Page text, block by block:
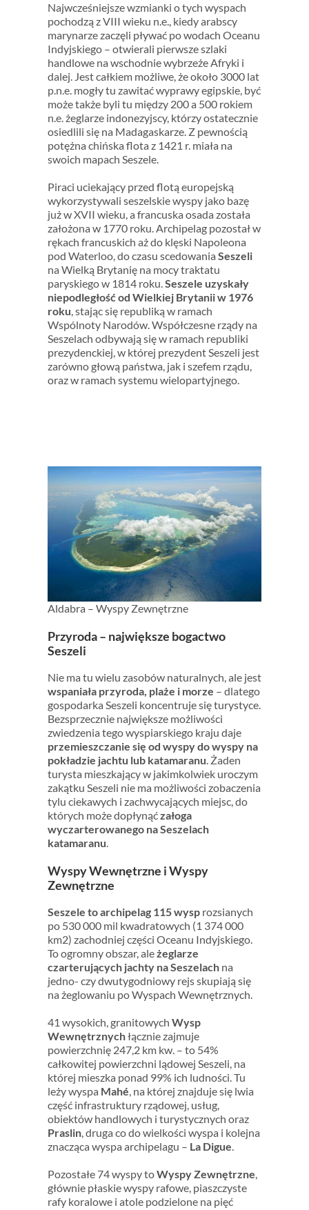
Najwcześniejsze wzmianki o tych wyspach
pochodzą z VIII wieku n.e., kiedy arabscy ​​
marynarze zaczęli pływać po wodach Oceanu
Indyjskiego – otwierali pierwsze szlaki
handlowe na wschodnie wybrzeże Afryki i
dalej. Jest całkiem możliwe, że około 3000 lat
p.n.e. mogły tu zawitać wyprawy egipskie, być
może także byli tu między 200 a 500 rokiem
n.e. żeglarze indonezyjscy, którzy ostatecznie
osiedlili się na Madagaskarze. Z pewnością
potężna chińska flota z 1421 r. miała na
swoich mapach Seszele.
Piraci uciekający przed flotą europejską
wykorzystywali seszelskie wyspy jako bazę
już w XVII wieku, a francuska osada została
założona w 1770 roku. Archipelag pozostał w
rękach francuskich aż do klęski Napoleona
pod Waterloo, do czasu scedowania Seszeli
na Wielką Brytanię na mocy traktatu
paryskiego w 1814 roku.Seszele uzyskały
niepodległość od Wielkiej Brytanii w 1976
roku, stając się republiką w ramach
Wspólnoty Narodów. Współczesne rządy na
Seszelach odbywają się w ramach republiki
prezydenckiej, w której prezydent Seszeli jest
zarówno głową państwa, jak i szefem rządu,
oraz w ramach systemu wielopartyjnego.
Aldabra – Wyspy Zewnętrzne
Przyroda – największe bogactwo
Seszeli
Nie ma tu wielu zasobów naturalnych, ale jest
wspaniała przyroda, plaże i morze – dlatego
gospodarka Seszeli koncentruje się turystyce.
Bezsprzecznie największe możliwości
zwiedzenia tego wyspiarskiego kraju daje
przemieszczanie się od wyspy do wyspy na
pokładzie jachtu lub katamaranu. Żaden
turysta mieszkający w jakimkolwiek uroczym
zakątku Seszeli nie ma możliwości zobaczenia
tylu ciekawych i zachwycających miejsc, do
których może dopłynąćzałoga
wyczarterowanego na Seszelach
katamaranu.
Wyspy Wewnętrzne i Wyspy
Zewnętrzne
Seszele to archipelag 115 wysprozsianych
po 530 000 mil kwadratowych (1 374 000
km2) zachodniej części Oceanu Indyjskiego.
To ogromny obszar, ależeglarze
czarterujących jachty na Seszelachna
jedno- czy dwutygodniowy rejs skupiają się
na żeglowaniu po Wyspach Wewnętrznych.
41 wysokich, granitowych Wysp
Wewnętrznychłącznie zajmuje
powierzchnię 247,2 km kw. – to 54%
całkowitej powierzchni lądowej Seszeli, na
której mieszka ponad 99% ich ludności. Tu
leży wyspa Mahé, na której znajduje się lwia
część infrastruktury rządowej, usług,
obiektów handlowych i turystycznych oraz
Praslin, druga co do wielkości wyspa i kolejna
znacząca wyspa archipelagu – La Digue.
Pozostałe 74 wyspy toWyspy Zewnętrzne,
głównie płaskie wyspy rafowe, piaszczyste
rafy koralowe i atole podzielone na pięć